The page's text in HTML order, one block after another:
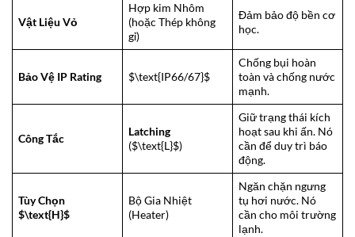
Vật Liệu Vỏ
Hợp kim Nhôm
(hoặc Thép không
gỉ)
Đảm bảo độ bền cơ
học.
Bảo Vệ IP Rating $\text{IP66/67}$
Chống bụi hoàn
toàn và chống nước
mạnh.
Công Tắc
Latching
($\text{L}$)
Giữ trạng thái kích
hoạt sau khi ấn. Nó
cần để duy trì báo
động.
Tùy Chọn
$\text{H}$
Bộ Gia Nhiệt
(Heater)
Ngăn chặn ngưng
tụ hơi nước. Nó
cần cho môi trường
lạnh.